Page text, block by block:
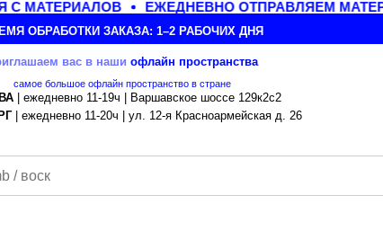
МАТЕРИАЛОВ ЕЖЕДНЕВНО ОТПРАВЛЯЕМ
ОБРАБОТКИ ЗАКАЗА: 1–2 РАБОЧИХ ДНЯ
вас в наши офлайн пространства
самое большое офлайн пространство в стране
| ежедневно 11-19ч | Варшавское шоссе 129к2с2
| ежедневно 11-20ч | ул. 12-я Красноармейская д. 26